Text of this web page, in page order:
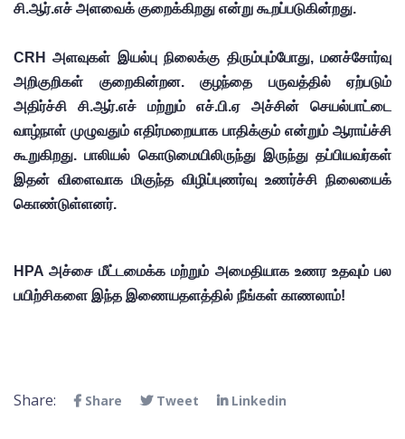
சி.ஆர்.எச் அளவைக் குறைக்கிறது என்று கூறப்படுகின்றது.
CRH அளவுகள் இயல்பு நிலைக்கு திரும்பும்போது, ​​மனச்சோர்வு
அறிகுறிகள் குறைகின்றன. குழந்தை பருவத்தில் ஏற்படும்
அதிர்ச்சி சி.ஆர்.எச் மற்றும் எச்.பி.ஏ அச்சின் செயல்பாட்டை
வாழ்நாள் முழுவதும் எதிர்மறையாக பாதிக்கும் என்றும் ஆராய்ச்சி
கூறுகிறது. பாலியல் கொடுமையிலிருந்து இருந்து தப்பியவர்கள்
இதன் விளைவாக மிகுந்த விழிப்புணர்வு உணர்ச்சி நிலையைக்
கொண்டுள்ளனர்.
HPA அச்சை மீட்டமைக்க மற்றும் அமைதியாக உணர உதவும் பல
பயிற்சிகளை இந்த இணையதளத்தில் நீங்கள் காணலாம்!
Share: Share Tweet Linkedin